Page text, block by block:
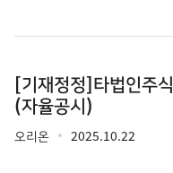
[기재정정]타법인주
(자율공시)
오리온 2025.10.22